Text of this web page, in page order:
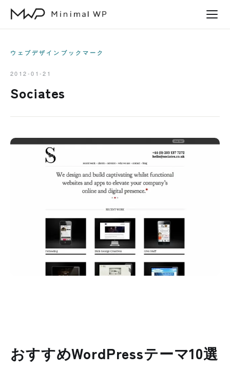
ウェブデザインブックマーク
2012-01-21
Sociates
おすすめWordPressテーマ10選